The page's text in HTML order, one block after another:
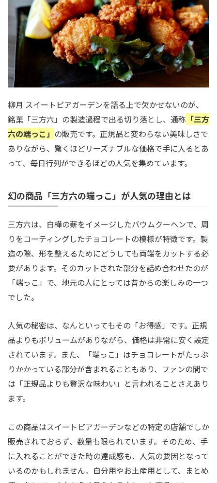
柳月 スイートピアガーデンを語る上で欠かせないのが、
銘菓「三方六」の製造過程で出る切り落とし、通称 「三方
六の端っこ」 の販売です。正規品と変わらない美味しさで
ありながら、驚くほどリーズナブルな価格で手に入るとあ
って、毎日行列ができるほどの人気を集めています。
幻の商品「三方六の端っこ」が人気の理由とは
三方六は、白樺の薪をイメージしたバウムクーヘンで、周
りをコーティングしたチョコレートの模様が特徴です。製
造の際、形を整えるためにどうしても両端をカットする必
要があります。そのカットされた部分を詰め合わせたのが
「端っこ」で、地元の人にとっては昔からの楽しみの一つ
でした。
人気の秘密は、なんといってもその「お得感」です。正規
品よりもボリュームがありながら、価格は非常に安く設定
されています。また、「端っこ」はチョコレートがたっぷ
りかかっている部分が含まれることもあり、ファンの間で
は「正規品よりも贅沢な味わい」と言われることさえあり
ます。
この商品はスイートピアガーデンなどの特定の店舗でしか
販売されておらず、数量も限られています。そのため、手
に入れることができた時の達成感も、人気の要因となって
いるのかもしれません。自分用やお土産用として、まとめ